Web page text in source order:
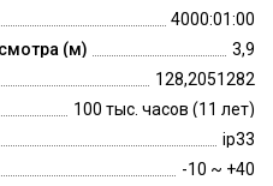
4000:01:00
(м)
3,9
128,2051282
100 тыс. часов (11 лет)
ip33
-10 ~ +40